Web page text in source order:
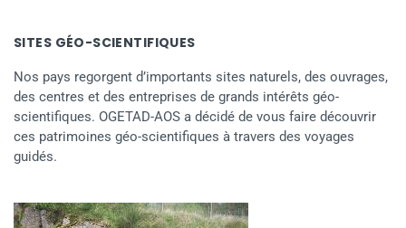
SITES GÉO-SCIENTIFIQUES
Nos pays regorgent d’importants sites naturels, des ouvrages,
des centres et des entreprises de grands intérêts géo-
scientifiques. OGETAD-AOS a décidé de vous faire découvrir
ces patrimoines géo-scientifiques à travers des voyages
guidés.